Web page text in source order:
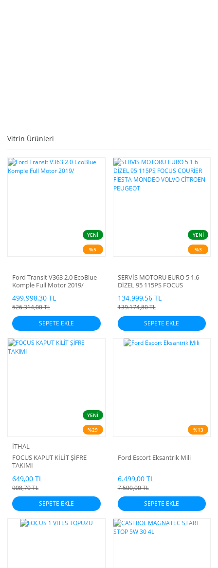
Vitrin Ürünleri
YENİ
%5
Ford Transit V363 2.0 EcoBlue
Komple Full Motor 2019/
499.998,30 TL
526.314,00 TL
SEPETE EKLE
YENİ
%3
SERVİS MOTORU EURO 5 1.6
DİZEL 95 115PS FOCUS
VOLVO CİTROEN PEUGEOT
134.999,56 TL
139.174,80 TL
SEPETE EKLE
YENİ
%29
İTHAL
FOCUS KAPUT KİLİT ŞİFRE
TAKIMI
649,00 TL
908,70 TL
SEPETE EKLE
%13
Ford Escort Eksantrik Mili
6.499,00 TL
7.500,00 TL
SEPETE EKLE